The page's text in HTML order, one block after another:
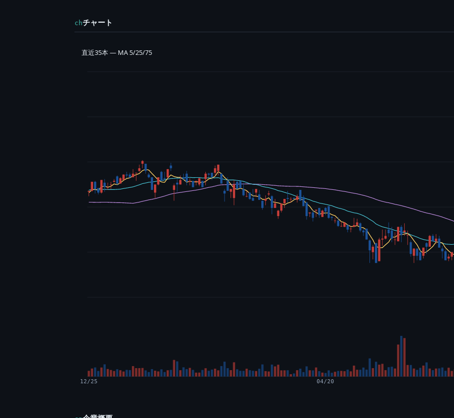
chチャート
直近35本 — MA 5/25/75
12/25 04/20